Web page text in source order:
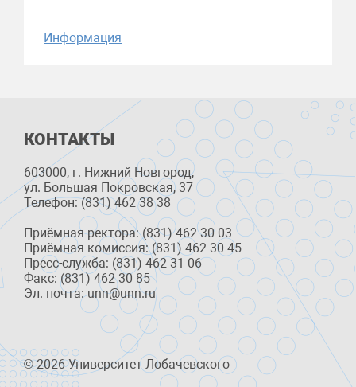
Информация
КОНТАКТЫ
603000, г. Нижний Новгород,
ул. Большая Покровская, 37
Телефон: (831) 462 38 38
Приёмная ректора: (831) 462 30 03
Приёмная комиссия: (831) 462 30 45
Пресс-служба: (831) 462 31 06
Факс: (831) 462 30 85
Эл. почта: unn@unn.ru
© 2026 Университет Лобачевского